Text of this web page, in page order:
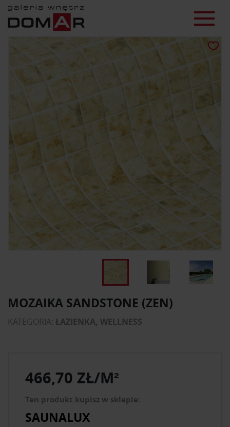
MOZAIKA SANDSTONE (ZEN)
KATEGORIA: ŁAZIENKA, WELLNESS
466,70 ZŁ/M²
Ten produkt kupisz w sklepie:
SAUNALUX